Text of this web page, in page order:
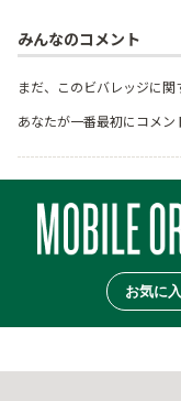
みんなのコメント
まだ、このビバレッジに関
あなたが一番最初にコメン
お気に